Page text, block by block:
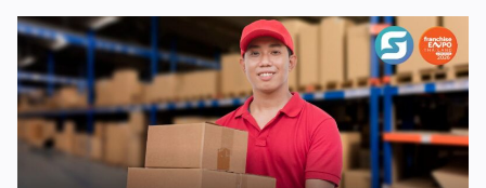
เกษตรแปรรูปมูลค่าสูงที่มีศักยภาพโดดเด่นในตลาดโลก ปัจจัยขับ
เคลื่อนสำคัญมาจากพฤติกรรมผู้บริโภคทั่วโลกที่ให้ความสำคัญกับ
การดูแลสัตว์เลี้ยงเสมือนสมาชิกในครอบครัว (Pet
Humanization) ส่งผลให้ความต้องการอาหารสัตว์เลี้ยงที่มี
คุณภาพ ปลอดภัย มีคุณค่าทางโภชนาการสูง และตอบโจทย์
สุขภาพเฉพาะด้านเพิ่มสูงขึ้นตามไปด้วย ความแข็งแกร่งของ
อุตสาหกรรมนี้สะท้อนผ่านตัวเลขการส่งออกอย่างชัดเจน โดยในปี
2568 ไทยส่งออกอาหารสัตว์เลี้ยงมูลค่ารวมสูงถึง 3,276.26